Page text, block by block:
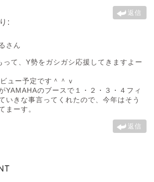
返信
:
さん
って、Y勢をガシガシ応援してきますよー
ュー予定です＾＾ｖ
YAMAHAのブースで１・２・３・４フィ
きな事言ってくれたので、今年はそう
まーす。
返信